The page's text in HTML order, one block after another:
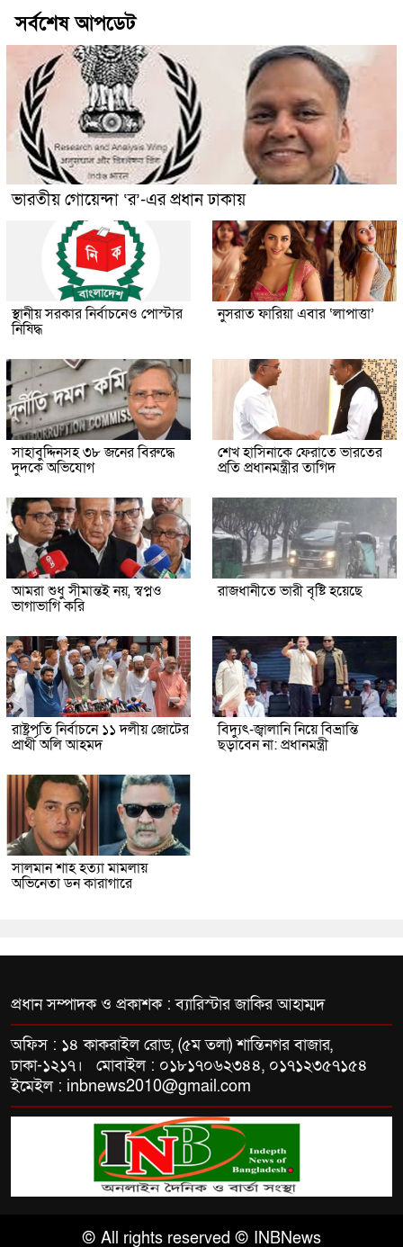
সর্বশেষ আপডেট
ভারতীয় গোয়েন্দা ‘র’-এর প্রধান ঢাকায়
স্থানীয় সরকার নির্বাচনেও পোস্টার
নিষিদ্ধ
নুসরাত ফারিয়া এবার ‘লাপাত্তা’
সাহাবুদ্দিনসহ ৩৮ জনের বিরুদ্ধে
দুদকে অভিযোগ
শেখ হাসিনাকে ফেরাতে ভারতের
প্রতি প্রধানমন্ত্রীর তাগিদ
আমরা শুধু সীমান্তই নয়, স্বপ্নও
ভাগাভাগি করি
রাজধানীতে ভারী বৃষ্টি হয়েছে
রাষ্ট্রপতি নির্বাচনে ১১ দলীয় জোটের
প্রার্থী অলি আহমদ
বিদ্যুৎ-জ্বালানি নিয়ে বিভ্রান্তি
ছড়াবেন না: প্রধানমন্ত্রী
সালমান শাহ হত্যা মামলায়
অভিনেতা ডন কারাগারে
প্রধান সম্পাদক ও প্রকাশক : ব্যারিস্টার জাকির আহাম্মদ
অফিস : ১৪ কাকরাইল রোড, (৫ম তলা) শান্তিনগর বাজার,
ঢাকা-১২১৭। মোবাইল : ০১৮১৭০৬২৩৪৪, ০১৭১২৩৫৭১৫৪
ইমেইল : inbnews2010@gmail.com
© All rights reserved © INBNews